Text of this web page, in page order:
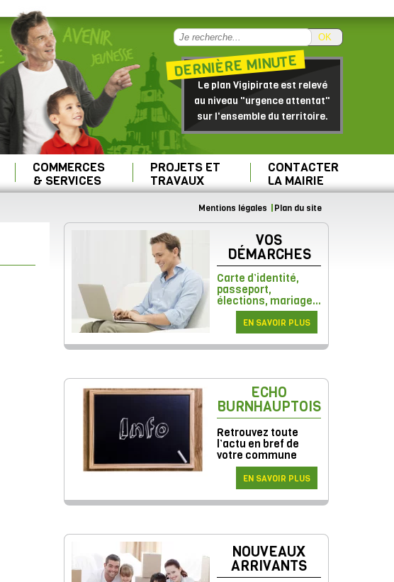
OK
DERNIÈRE MINUTE
Le plan Vigipirate est relevé
au niveau "urgence attentat"
sur l'ensemble du territoire.
COMMERCES
& SERVICES
PROJETS ET
TRAVAUX
CONTACTER
LA MAIRIE
Mentions légales Plan du site
VOS
DÉMARCHES
Carte d’identité,
passeport,
élections, mariage...
EN SAVOIR PLUS
ECHO
BURNHAUPTOIS
Retrouvez toute
l’actu en bref de
votre commune
EN SAVOIR PLUS
NOUVEAUX
ARRIVANTS